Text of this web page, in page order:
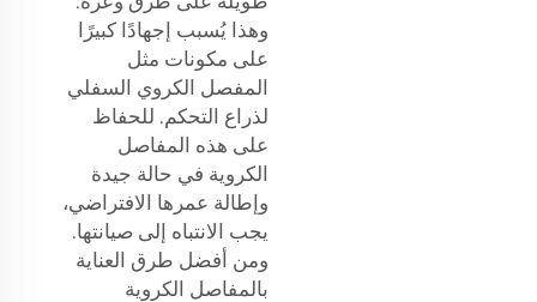
وهذا يُسبب إجهادًا كبيرًا
على مكونات مثل
المفصل الكروي السفلي
لذراع التحكم. للحفاظ
على هذه المفاصل
الكروية في حالة جيدة
وإطالة عمرها الافتراضي،
يجب الانتباه إلى صيانتها.
ومن أفضل طرق العناية
بالمفاصل الكروية